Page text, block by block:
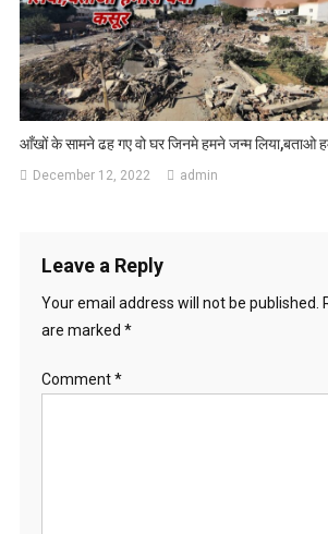
आँखों के सामने ढह गए वो घर जिनमे हमने जन्म लिया,बताओ
December 12, 2022 admin
Leave a Reply
Your email address will not be published.
are marked *
Comment*